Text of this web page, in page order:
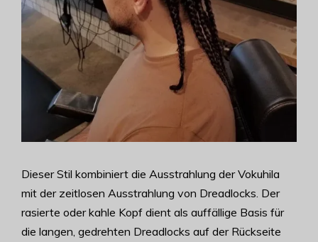
Dieser Stil kombiniert die Ausstrahlung der Vokuhila
mit der zeitlosen Ausstrahlung von Dreadlocks. Der
rasierte oder kahle Kopf dient als auffällige Basis für
die langen, gedrehten Dreadlocks auf der Rückseite